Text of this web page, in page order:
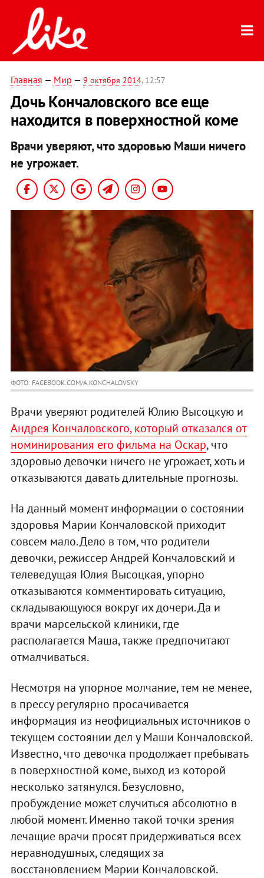
Главная — Мир — 9 октября 2014, 12:57
Дочь Кончаловского все еще
находится в поверхностной коме
Врачи уверяют, что здоровью Маши ничего
не угрожает.
ФОТО: FACEBOOK.COM/A.KONCHALOVSKY
Врачи уверяют родителей Юлию Высоцкую и
Андрея Кончаловского, который отказался от
номинирования его фильма на Оскар, что
здоровью девочки ничего не угрожает, хоть и
отказываются давать длительные прогнозы.
На данный момент информации о состоянии
здоровья Марии Кончаловской приходит
совсем мало. Дело в том, что родители
девочки, режиссер Андрей Кончаловский и
телеведущая Юлия Высоцкая, упорно
отказываются комментировать ситуацию,
складывающуюся вокруг их дочери. Да и
врачи марсельской клиники, где
располагается Маша, также предпочитают
отмалчиваться.
Несмотря на упорное молчание, тем не менее,
в прессу регулярно просачивается
информация из неофициальных источников о
текущем состоянии дел у Маши Кончаловской.
Известно, что девочка продолжает пребывать
в поверхностной коме, выход из которой
несколько затянулся. Безусловно,
пробуждение может случиться абсолютно в
любой момент. Именно такой точки зрения
лечащие врачи просят придерживаться всех
неравнодушных, следящих за
восстановлением Марии Кончаловской.